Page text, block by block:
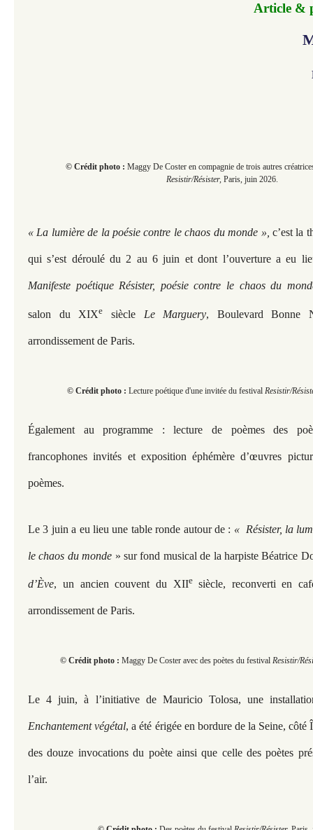
Article &
© Crédit photo : Maggy De Coster en compagnie de trois autres
Resistir/Résister, Paris, juin 2026.
« La lumière de la poésie contre le chaos du monde », c’est la
qui s’est déroulé du 2 au 6 juin et dont l’ouverture a eu
Manifeste poétique Résister, poésie contre le chaos du
salon du XIXe siècle Le Marguery, Boulevard Bonne
arrondissement de Paris.
© Crédit photo : Lecture poétique d'une invitée du festival Resistir/
Également au programme : lecture de poèmes des
francophones invités et exposition éphémère d’œuvres
poèmes.
Le 3 juin a eu lieu une table ronde autour de : « Résister, la
le chaos du monde » sur fond musical de la harpiste Béatrice
d’Ève, un ancien couvent du XIIe siècle, reconverti en
arrondissement de Paris.
© Crédit photo : Maggy De Coster avec des poètes du festival Resistir/
Le 4 juin, à l’initiative de Mauricio Tolosa, une
Enchantement végétal, a été érigée en bordure de la Seine,
des douze invocations du poète ainsi que celle des poètes
l’air.